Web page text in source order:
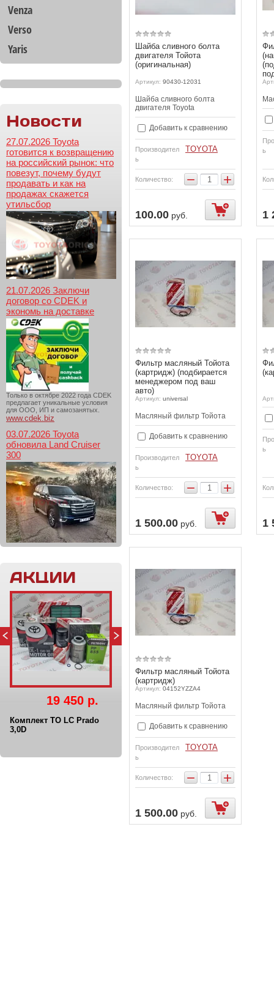
Venza
Verso
Yaris
Новости
27.07.2026 Toyota
готовится к возвращению
на российский рынок: что
повезут, почему будут
продавать и как на
продажах скажется
утильсбор
21.07.2026 Заключи
договор со CDEK и
экономь на доставке
Только в октябре 2022 года CDEK
предлагает уникальные условия
для ООО, ИП и самозанятых.
www.cdek.biz
03.07.2026 Toyota
обновила Land Cruiser
300
АКЦИИ
19 450 р.
Комплект ТО LC Prado
3,0D
Шайба сливного болта
двигателя Тойота
(оригинальная)
Артикул: 90430-12031
Шайба сливного болта
двигателя Toyota
Добавить к сравнению
Производител
ь
TOYOTA
Количество: − +
100.00 руб.
ь
1
Фильтр масляный Тойота
(картридж) (подбирается
менеджером под ваш
авто)
Артикул: universal
Масляный фильтр Тойота
Добавить к сравнению
Производител
ь
TOYOTA
Количество: − +
1 500.00 руб.
ь
1
Фильтр масляный Тойота
(картридж)
Артикул: 04152YZZA4
Масляный фильтр Тойота
Добавить к сравнению
Производител
ь
TOYOTA
Количество: − +
1 500.00 руб.